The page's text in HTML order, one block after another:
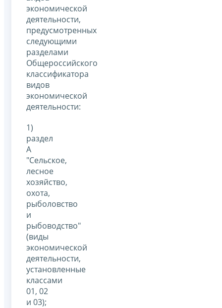
экономической
деятельности,
предусмотренных
следующими
разделами
Общероссийского
классификатора
видов
экономической
деятельности:
1)
раздел
A
"Сельское,
лесное
хозяйство,
охота,
рыболовство
и
рыбоводство"
(виды
экономической
деятельности,
установленные
классами
01, 02
и 03);